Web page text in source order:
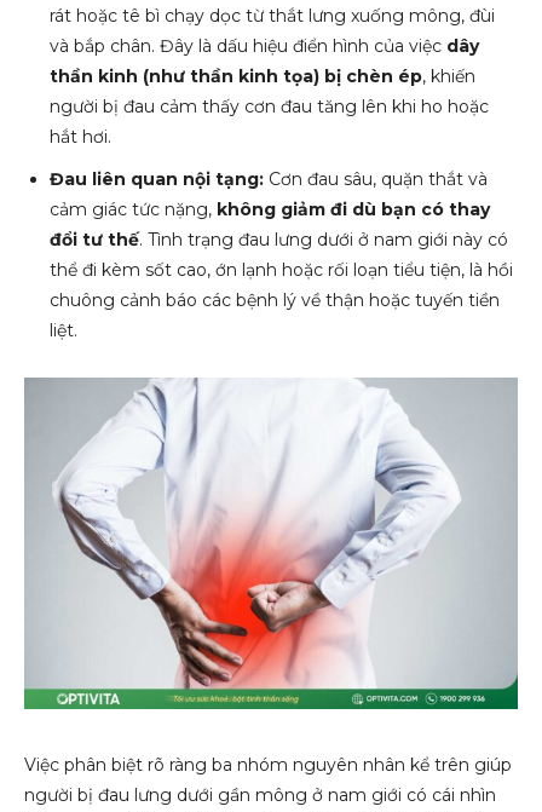
rát hoặc tê bì chạy dọc từ thắt lưng xuống mông, đùi
và bắp chân. Đây là dấu hiệu điển hình của việc dây
thần kinh (như thần kinh tọa) bị chèn ép, khiến
người bị đau cảm thấy cơn đau tăng lên khi ho hoặc
hắt hơi.
Đau liên quan nội tạng: Cơn đau sâu, quặn thắt và
cảm giác tức nặng, không giảm đi dù bạn có thay
đổi tư thế. Tình trạng đau lưng dưới ở nam giới này có
thể đi kèm sốt cao, ớn lạnh hoặc rối loạn tiểu tiện, là hồi
chuông cảnh báo các bệnh lý về thận hoặc tuyến tiền
liệt.
Việc phân biệt rõ ràng ba nhóm nguyên nhân kể trên giúp
người bị đau lưng dưới gần mông ở nam giới có cái nhìn